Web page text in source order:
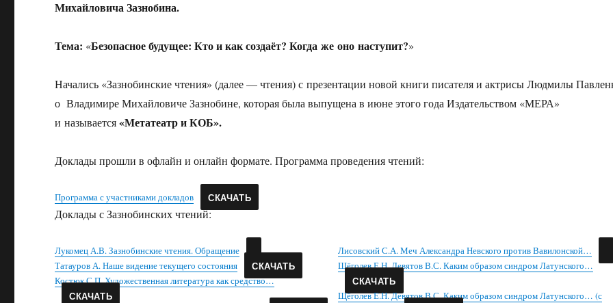
Михайловича Зазнобина.
Тема: «Безопасное будущее: Кто и как создаёт? Когда же оно наступит?»
Начались «Зазнобинские чтения» (далее — чтения) с презентации новой книги писателя и актрисы Людмилы
о Владимире Михайловиче Зазнобине, которая была выпущена в июне этого года Издательством «МЕРА»
и называется«Метатеатр и КОБ».
Доклады прошли в офлайн и онлайн формате. Программа проведения чтений:
Программа с участниками докладов СКАЧАТЬ
Доклады с Зазнобинских чтений:
Лукомец А.В. Зазнобинские чтения. Обращение
Татауров А. Наше видение текущего состояния
СКАЧАТЬ
Костюк С.П. Художественная литература как средство…
СКАЧАТЬ
Лисовский С.А. Меч Александра Невского против Вавилонской…
Щёголев Е.Н. Девятов В.С. Каким образом синдром Латунского…
СКАЧАТЬ
Щёголев Е.Н. Девятов В.С. Каким образом синдром Латунского… (с